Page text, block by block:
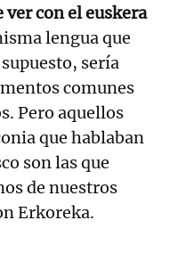
ver con el euskera
lengua que
sería
comunes
Pero aquellos
que hablaban
son las que
de nuestros
Erkoreka.